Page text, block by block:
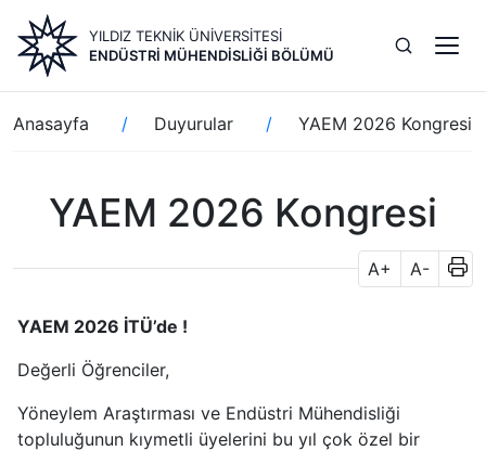
içeriğe
atla
YILDIZ TEKNİK ÜNİVERSİTESİ
ENDÜSTRI MÜHENDISLIĞI BÖLÜMÜ
Sayfa
yolu
Anasayfa Duyurular YAEM 2026 Kongresi
YAEM 2026 Kongresi
A+ A-
YAEM 2026 İTÜ’de !
Değerli Öğrenciler,
Yöneylem Araştırması ve Endüstri Mühendisliği
topluluğunun kıymetli üyelerini bu yıl çok özel bir